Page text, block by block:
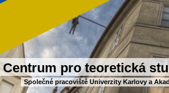
Centrum pro teoretická
Společné pracoviště Univerzity Karlovy a